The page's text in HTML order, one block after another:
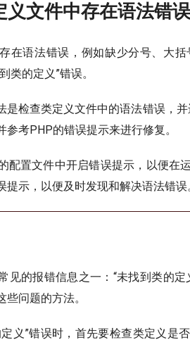
义文件中存在语法错误
在语法错误，例如缺少分号、大
类的定义”错误。
是检查类定义文件中的语法错误，
参考PHP的错误提示来进行修复。
配置文件中开启错误提示，以便在
提示，以便及时发现和解决语法错误
见的报错信息之一：“未找到类的
问题的方法。
义”错误时，首先要检查类定义是